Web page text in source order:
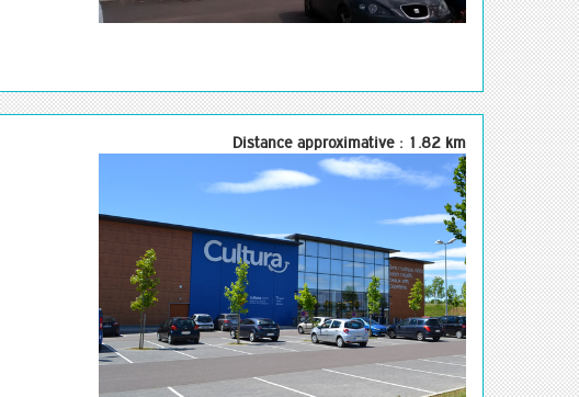
Distance approximative : 1.82 km